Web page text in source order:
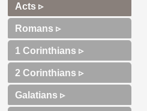
Acts ▹
Romans ▹
1 Corinthians ▹
2 Corinthians ▹
Galatians ▹